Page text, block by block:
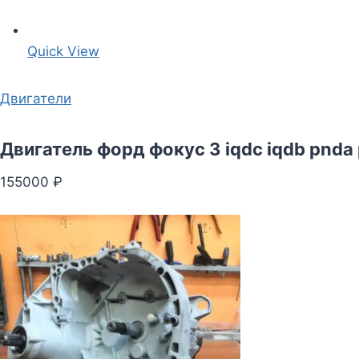
Quick View
Двигатели
Двигатель форд фокус 3 iqdc iqdb pnda
155000 ₽